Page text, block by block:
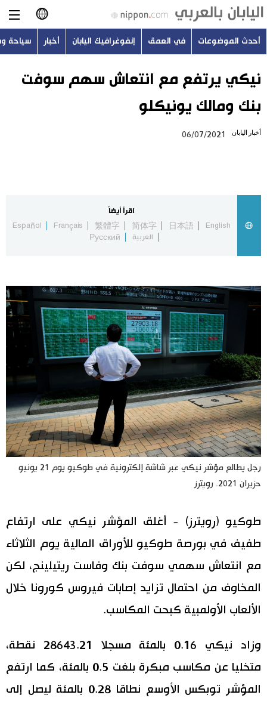
日本語
English
Русский
أحدث الموضوعات
اليابان في فيديو
مانغا وأنيمي
علوم وتكنولوجيا
الأقسام
صور
أشخاص
تجارب وآراء
سياسة
مجتمع
طوكيو
الأكثر تفاعلا
اللغة اليابانية
موسوعة اليابان
هو وهي
المطبخ الياباني
تواصل معنا
أحدث الموضوعات في العمق إنفوغرافيك اليابان أخبار سياحة
نيكي يرتفع مع انتعاش سهم سوفت
بنك ومالك يونيكلو
أخبار اليابان 06/07/2021
اقرأ أيضاً
English
日本語
简体字
繁體字
Français
Español
العربية
Русский
رجل يطالع مؤشر نيكي عبر شاشة إلكترونية في طوكيو يوم 21 يونيو
حزيران 2021. رويترز
طوكيو (رويترز) - أغلق المؤشر نيكي على ارتفاع
طفيف في بورصة طوكيو للأوراق المالية يوم الثلاثاء
مع انتعاش سهمي سوفت بنك وفاست ريتيلينج، لكن
المخاوف من احتمال تزايد إصابات فيروس كورونا خلال
الألعاب الأولمبية كبحت المكاسب.
وزاد نيكي 0.16 بالمئة مسجلا 28643.21 نقطة،
متخليا عن مكاسب مبكرة بلغت 0.5 بالمئة، كما ارتفع
المؤشر توبكس الأوسع نطاقا 0.28 بالمئة ليصل إلى